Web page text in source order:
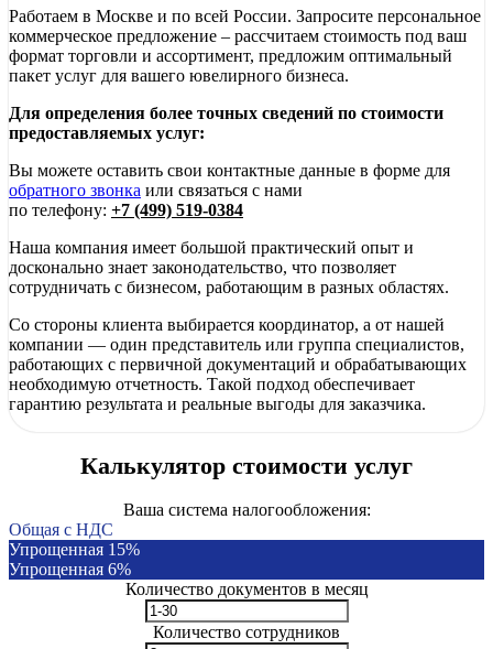
Работаем в Москве и по всей России. Запросите персональное
коммерческое предложение – рассчитаем стоимость под ваш
формат торговли и ассортимент, предложим оптимальный
пакет услуг для вашего ювелирного бизнеса.
Для определения более точных сведений по стоимости
предоставляемых услуг:
Вы можете оставить свои контактные данные в форме для
обратного звонка или связаться с нами
по телефону: +7 (499) 519-0384
Наша компания имеет большой практический опыт и
досконально знает законодательство, что позволяет
сотрудничать с бизнесом, работающим в разных областях.
Со стороны клиента выбирается координатор, а от нашей
компании — один представитель или группа специалистов,
работающих с первичной документаций и обрабатывающих
необходимую отчетность. Такой подход обеспечивает
гарантию результата и реальные выгоды для заказчика.
Калькулятор стоимости услуг
Ваша система налогообложения:
Общая с НДС
Упрощенная 15%
Упрощенная 6%
Количество документов в месяц
Количество сотрудников